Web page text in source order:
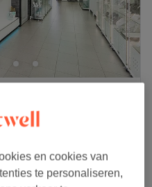
zien op de kaart
en cookies van
te personaliseren,